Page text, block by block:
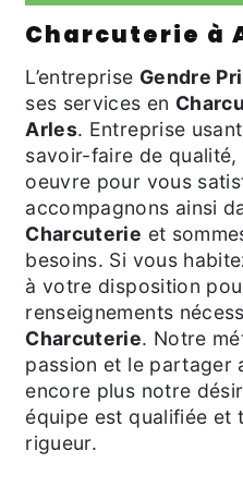
Charcuterie à
L’entreprise Gendre
ses services en
Arles. Entreprise usant
savoir-faire de
oeuvre pour vous
accompagnons ainsi
Charcuterie et
besoins. Si vous
à votre disposition
renseignements
Charcuterie. Notre
passion et le partager
encore plus notre
équipe est qualifiée
rigueur.